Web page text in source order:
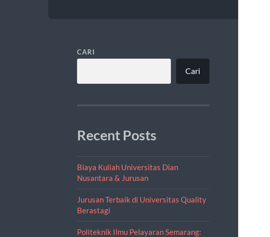
CARI
Cari
Recent Posts
Biaya Kuliah Universitas Dian
Nusantara & Jurusan
Jurusan Terbaik di Universitas Quality
Berastagi
Politeknik Ilmu Pelayaran Semarang: